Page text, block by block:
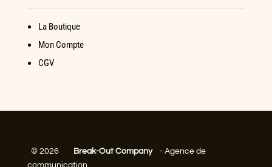
La Boutique
Mon Compte
CGV
© 2026 Break-Out Company
- Agence de
communication